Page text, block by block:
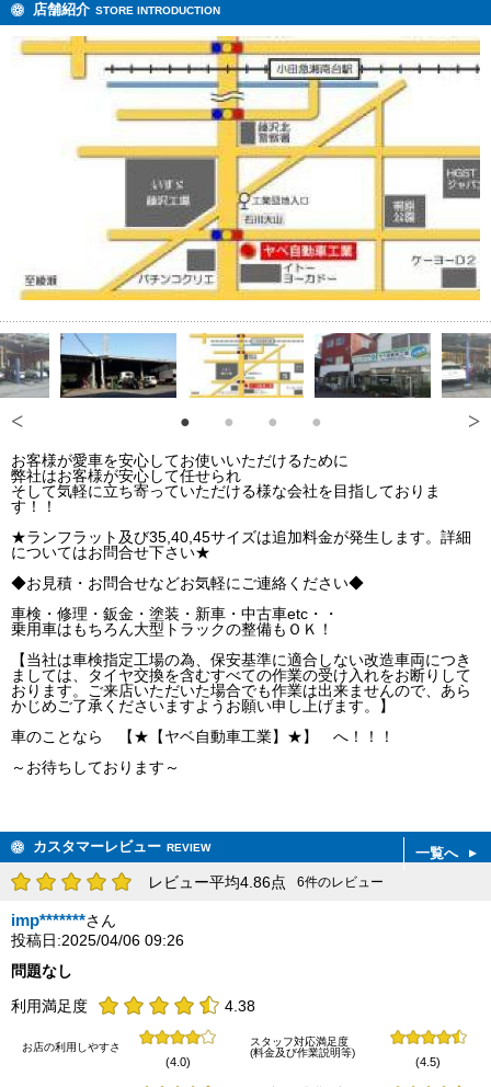
店舗紹介 STORE INTRODUCTION
お客様が愛車を安心してお使いいただけるために
弊社はお客様が安心して任せられ
そして気軽に立ち寄っていただける様な会社を目指しておりま
す！！
★ランフラット及び35,40,45サイズは追加料金が発生します。詳細
についてはお問合せ下さい★
◆お見積・お問合せなどお気軽にご連絡ください◆
車検・修理・鈑金・塗装・新車・中古車etc・・
乗用車はもちろん大型トラックの整備もＯＫ！
【当社は車検指定工場の為、保安基準に適合しない改造車両につき
ましては、タイヤ交換を含むすべての作業の受け入れをお断りして
おります。ご来店いただいた場合でも作業は出来ませんので、あら
かじめご了承くださいますようお願い申し上げます。】
車のことなら 【★【ヤベ自動車工業】★】 へ！！！
～お待ちしております～
カスタマーレビュー REVIEW 一覧へ
レビュー平均4.86点 6件のレビュー
imp*******さん
投稿日:2025/04/06 09:26
問題なし
利用満足度
4.38
お店の利用しやすさ
(4.0)
スタッフ対応満足度
(料金及び作業説明等)
(4.5)